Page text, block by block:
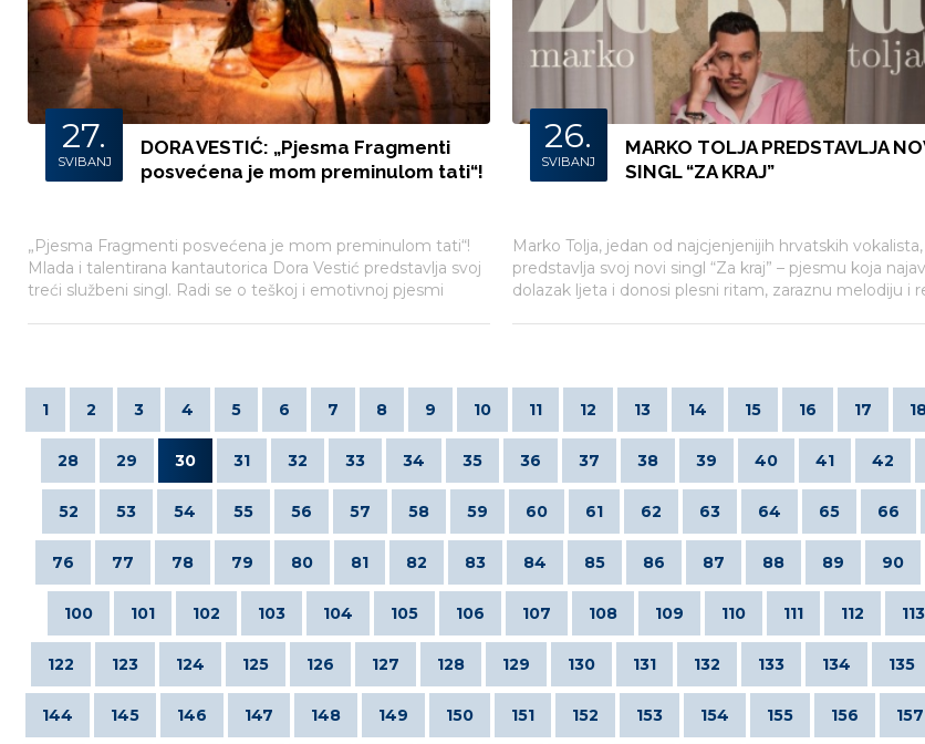
27.
SVIBANJ
DORA VESTIĆ: „Pjesma Fragmenti
posvećena je mom preminulom tati“!
„Pjesma Fragmenti posvećena je mom preminulom tati“!
Mlada i talentirana kantautorica Dora Vestić predstavlja svoj
treći službeni singl. Radi se o teškoj i emotivnoj pjesmi
26.
SVIBANJ
MARKO TOLJA PREDSTAVLJA
SINGL “ZA KRAJ”
Marko Tolja, jedan od najcjenjenijih hrvatskih vokalista,
predstavlja svoj novi singl “Za kraj” – pjesmu koja
dolazak ljeta i donosi plesni ritam, zaraznu melodiju i
1
2 3 4 5 6 7 8 9 10 11 12 13 14 15 16 17
28 29 30 31 32 33 34 35 36 37 38 39 40 41 42
52 53 54 55 56 57 58 59 60 61 62 63 64 65 66
76 77 78 79 80 81 82 83 84 85 86 87 88 89 90
100 101 102 103 104 105 106 107 108 109 110 111 112 113
122 123 124 125 126 127 128 129 130 131 132 133 134 135
144 145 146 147 148 149 150 151 152 153 154 155 156 157